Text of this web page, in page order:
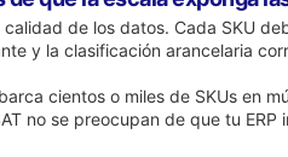
de los datos. Cada SKU
y la clasificación arancelaria
cientos o miles de SKUs en
no se preocupan de que tu